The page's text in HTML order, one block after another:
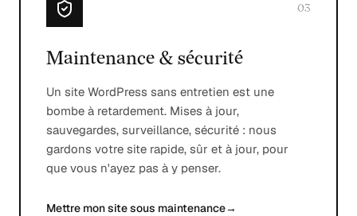
03
Maintenance & sécurité
Un site WordPress sans entretien est une
bombe à retardement. Mises à jour,
sauvegardes, surveillance, sécurité : nous
gardons votre site rapide, sûr et à jour, pour
que vous n'ayez pas à y penser.
Mettre mon site sous maintenance→